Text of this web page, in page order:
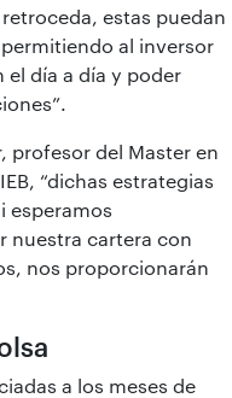
estas puedan
al inversor
el día a día y poder
profesor del Master en
“dichas estrategias
esperamos
nuestra cartera con
nos proporcionarán
a los meses de